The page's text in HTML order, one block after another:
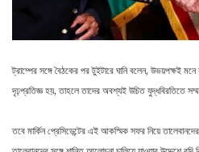
ট্রাম্পের সঙ্গে বৈঠকের পর টুইটারে ঘানি বলেন, উভয়পক্ষই
দৃঢ়প্রতিজ্ঞ হয়, তাহলে তাদের অবশ্যই উচিত যুদ্ধবিরতিতে
তবে মার্কিন প্রেসিডেন্টের এই আকস্মিক সফর নিয়ে